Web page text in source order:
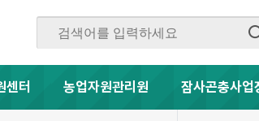
센터 농업자원관리원 잠사곤충사업